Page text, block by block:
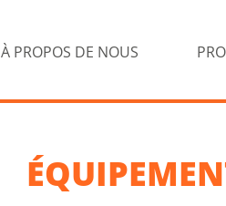
À PROPOS DE NOUS